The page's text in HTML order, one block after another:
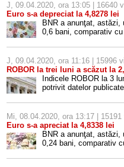
J, 09.04.2020, ora 13:05 | 16640
Euro s-a depreciat la 4,8278 lei
BNR a anunţat, astăzi,
0,6 bani, comparativ
J, 09.04.2020, ora 11:16 | 15996
ROBOR la trei luni a scăzut la
Indicele ROBOR la 3
potrivit datelor
Mi, 08.04.2020, ora 13:17 |
Euro s-a apreciat la 4,8338 lei
BNR a anunţat, astăzi,
0,24 bani, comparativ